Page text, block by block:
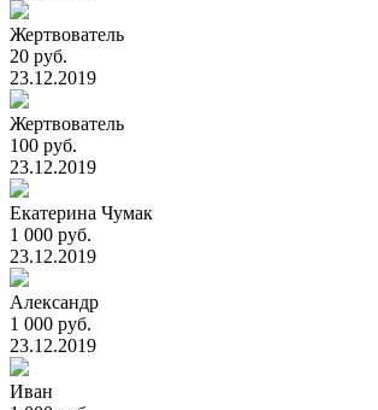
Жертвователь
20 руб.
23.12.2019
Жертвователь
100 руб.
23.12.2019
Екатерина Чумак
1 000 руб.
23.12.2019
Александр
1 000 руб.
23.12.2019
Иван